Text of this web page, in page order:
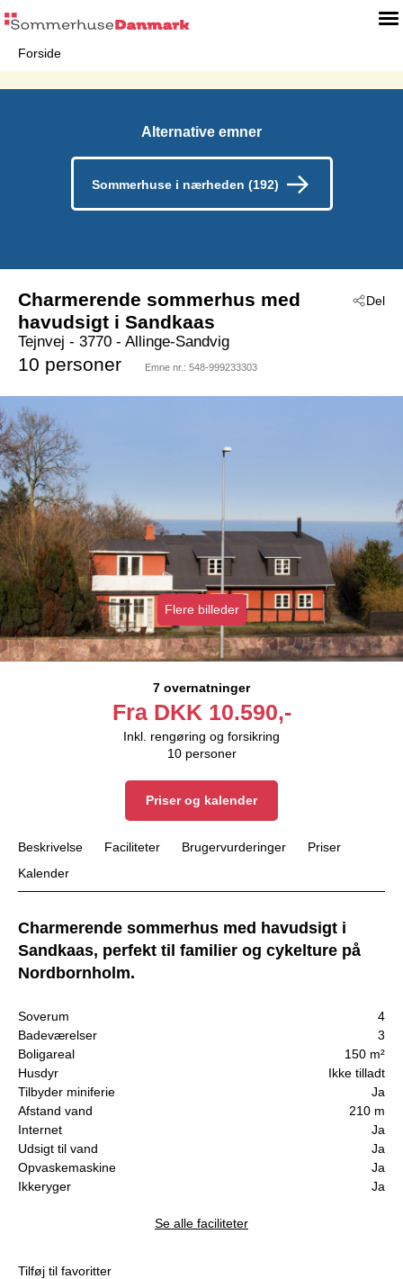
Forside
Alternative emner
Sommerhuse i nærheden (192)
Del
Charmerende sommerhus med
havudsigt i Sandkaas
Tejnvej - 3770 - Allinge-Sandvig
10 personer Emne nr.: 548-999233303
Flere billeder
7 overnatninger
Fra DKK 10.590,-
Inkl. rengøring og forsikring
10 personer
Priser og kalender
Beskrivelse Faciliteter Brugervurderinger
Priser
Kalender
Charmerende sommerhus med havudsigt i
Sandkaas, perfekt til familier og cykelture på
Nordbornholm.
Soverum
4
Badeværelser
3
Boligareal
150 m²
Husdyr
Ikke tilladt
Tilbyder miniferie
Ja
Afstand vand
210 m
Internet
Ja
Udsigt til vand
Ja
Opvaskemaskine
Ja
Ikkeryger
Ja
Se alle faciliteter
Tilføj til favoritter